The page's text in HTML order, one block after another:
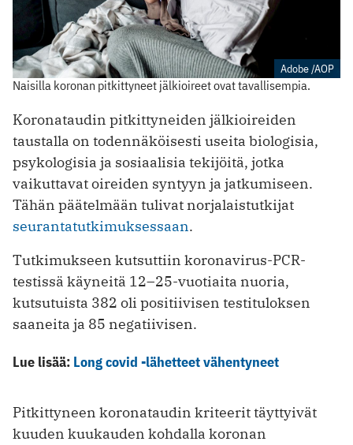
Adobe /AOP
Naisilla koronan pitkittyneet jälkioireet ovat tavallisempia.
Koronataudin pitkittyneiden jälkioireiden
taustalla on todennäköisesti useita biologisia,
psykologisia ja sosiaalisia tekijöitä, jotka
vaikuttavat oireiden syntyyn ja jatkumiseen.
Tähän päätelmään tulivat norjalaistutkijat
seurantatutkimuksessaan.
Tutkimukseen kutsuttiin koronavirus-PCR-
testissä käyneitä 12–25-vuotiaita nuoria,
kutsutuista 382 oli positiivisen testituloksen
saaneita ja 85 negatiivisen.
Lue lisää: Long covid -lähetteet vähentyneet
Pitkittyneen koronataudin kriteerit täyttyivät
kuuden kuukauden kohdalla koronan